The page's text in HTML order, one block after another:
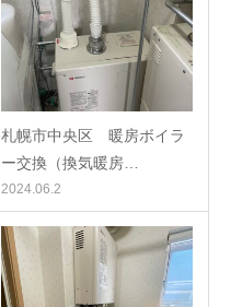
札幌市中央区 暖房ボイラ
ー交換（換気暖房…
2024.06.2